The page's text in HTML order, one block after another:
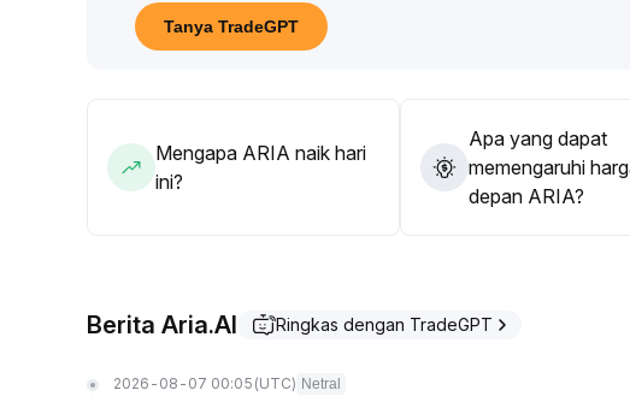
Secara keseluruhan, $0,03 menjadi dukungan jangka pendek
jangka menengah bisa ke kisaran $0,038–$0,042
Tanya TradeGPT
Mengapa ARIA naik hari
ini?
Apa yang dapat
memengaruhi
depan ARIA?
Berita Aria.AI Ringkas dengan TradeGPT
2026-08-07 00:05 (UTC) Netral